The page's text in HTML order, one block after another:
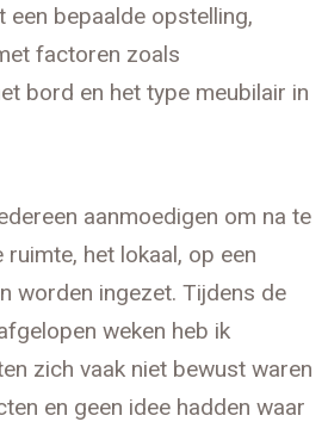
bepaalde opstelling,
factoren zoals
bord en het type meubilair in
aanmoedigen om na te
het lokaal, op een
worden ingezet. Tijdens de
weken heb ik
zich vaak niet bewust waren
en geen idee hadden waar